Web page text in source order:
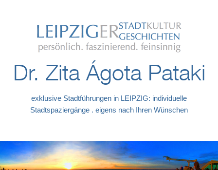
Dr. Zita Ágota Pataki
exklusive Stadtführungen in LEIPZIG: individuelle
Stadtspaziergänge . eigens nach Ihren Wünschen